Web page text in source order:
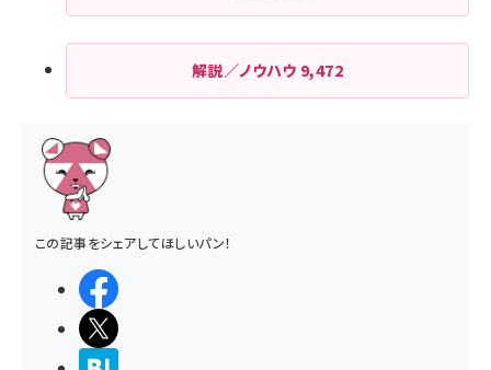
解説／ノウハウ 9,472
この記事をシェアしてほしいパン！